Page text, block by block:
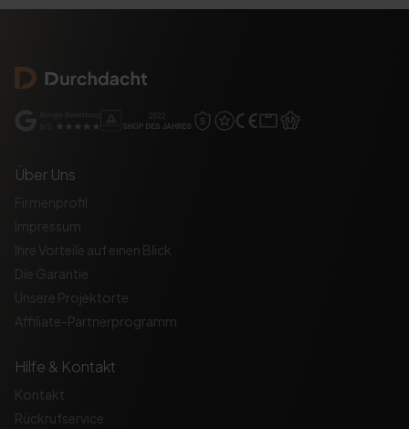
Über Uns
Firmenprofil
Impressum
Ihre Vorteile auf einen Blick
Die Garantie
Unsere Projektorte
Affiliate-Partnerprogramm
Hilfe & Kontakt
Kontakt
Rückrufservice